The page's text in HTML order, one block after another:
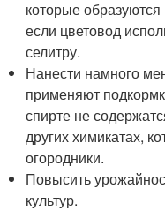
которые
если цветовод
селитру.
Нанести намного
применяют
спирте не
других химикатах,
огородники.
Повысить
культур.